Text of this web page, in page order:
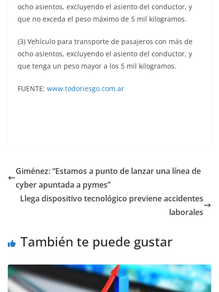
ocho asientos, excluyendo el asiento del conductor, y
que no exceda el peso máximo de 5 mil kilogramos.
(3) Vehículo para transporte de pasajeros con más de
ocho asientos, excluyendo el asiento del conductor, y
que tenga un peso mayor a los 5 mil kilogramos.
FUENTE: www.todoriesgo.com.ar
Giménez: “Estamos a punto de lanzar una línea de
cyber apuntada a pymes”
Llega dispositivo tecnológico previene accidentes
laborales
También te puede gustar